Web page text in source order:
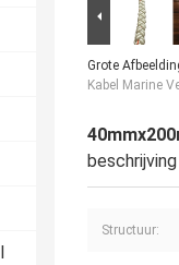
Grote
Kabel Marine
beschrijving
Structuur: